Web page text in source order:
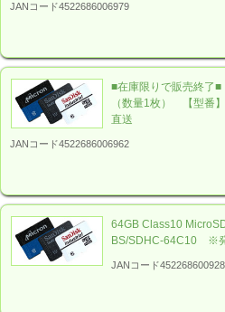
JANコード4522686006979
■在庫限りで販売終了
（数量1枚） 【型番
直送
JANコード4522686006962
64GB Class10
BS/SDHC-64C10 ※
JANコード